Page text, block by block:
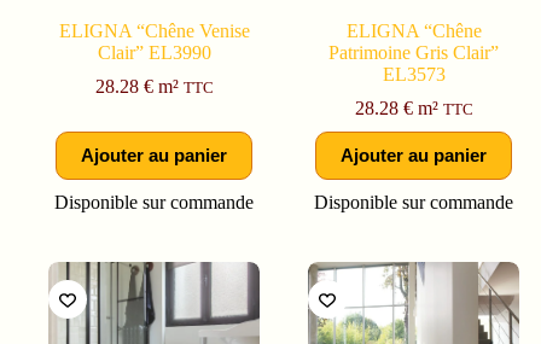
ELIGNA “Chêne Venise
Clair” EL3990
28.28 €m² TTC
Ajouter au panier
Disponible sur commande
ELIGNA “Chêne
Patrimoine Gris Clair”
EL3573
28.28 €m² TTC
Ajouter au panier
Disponible sur commande